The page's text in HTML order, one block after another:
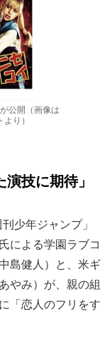
公開（画像は
り）
技に期待」
少年ジャンプ」
による学園ラブコ
島健人）と、米ギ
やみ）が、親の組
「恋人のフリをす